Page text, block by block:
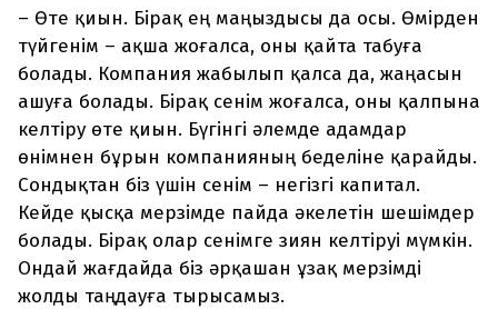
– Өте қиын. Бірақ ең маңыздысы да осы. Өмірден
түйгенім – ақша жоғалса, оны қайта табуға
болады. Компания жабылып қалса да, жаңасын
ашуға болады. Бірақ сенім жоғалса, оны қалпына
келтіру өте қиын. Бүгінгі әлемде адамдар
өнімнен бұрын компанияның беделіне қарайды.
Сондықтан біз үшін сенім – негізгі капитал.
Кейде қысқа мерзімде пайда әкелетін шешімдер
болады. Бірақ олар сенімге зиян келтіруі мүмкін.
Ондай жағдайда біз әрқашан ұзақ мерзімді
жолды таңдауға тырысамыз.